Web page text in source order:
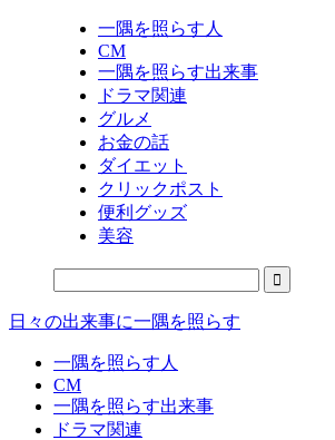
一隅を照らす人
CM
一隅を照らす出来事
ドラマ関連
グルメ
お金の話
ダイエット
クリックポスト
便利グッズ
美容
日々の出来事に一隅を照らす
一隅を照らす人
CM
一隅を照らす出来事
ドラマ関連